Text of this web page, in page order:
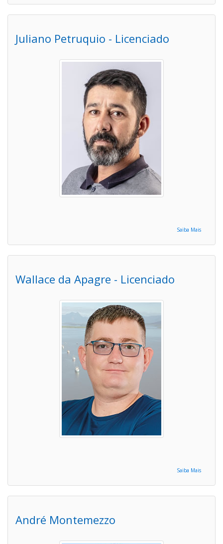
Juliano Petruquio - Licenciado
Saiba Mais
Wallace da Apagre - Licenciado
Saiba Mais
André Montemezzo